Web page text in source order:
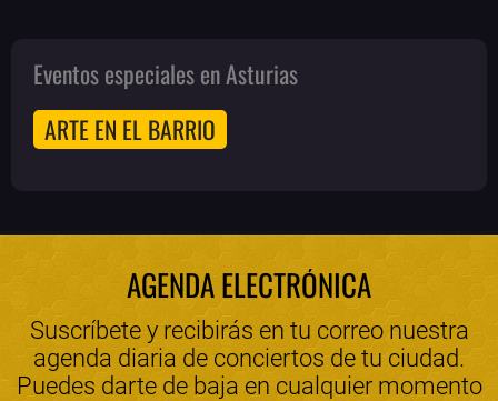
Eventos especiales en Asturias
ARTE EN EL BARRIO
AGENDA ELECTRÓNICA
Suscríbete y recibirás en tu correo nuestra
agenda diaria de conciertos de tu ciudad.
Puedes darte de baja en cualquier momento